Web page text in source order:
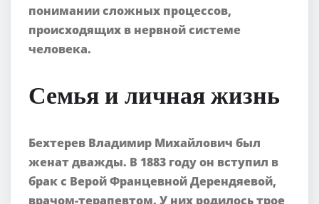
понимании сложных процессов,
происходящих в нервной системе
человека.
Семья и личная жизнь
Бехтерев Владимир Михайлович был
женат дважды. В 1883 году он вступил в
брак с Верой Францевной Дерендяевой,
врачом-терапевтом. У них родилось трое